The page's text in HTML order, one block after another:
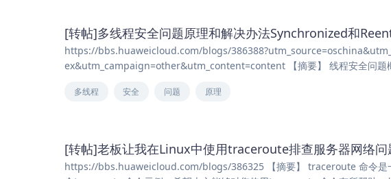
[转帖]多线程安全问题原理和解决办法Synchronized和
https://bbs.huaweicloud.com/blogs/
ex&utm_campaign=other&utm_content=content 【摘要】 线程安全问题
多线程 安全 问题 原理
[转帖]老板让我在Linux中使用traceroute排查服务器网络问
https://bbs.huaweicloud.com/blogs/386325 【摘要】 traceroute 命令是